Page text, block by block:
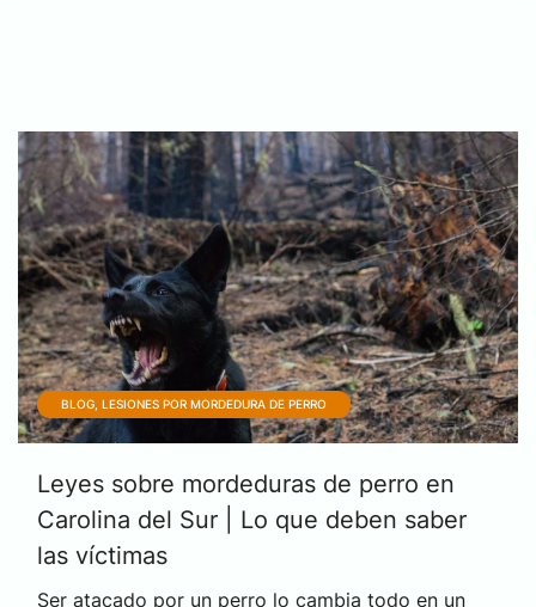
BLOG, LESIONES POR MORDEDURA DE PERRO
Leyes sobre mordeduras de perro en
Carolina del Sur | Lo que deben saber
las víctimas
Ser atacado por un perro lo cambia todo en un